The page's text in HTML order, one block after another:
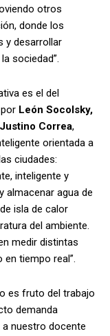
otros
donde los
y desarrollar
sociedad”.
es el del
León Socolsky,
Justino Correa,
orientada a
ciudades:
inteligente y
almacenar agua de
isla de calor
del ambiente.
medir distintas
tiempo real”.
es fruto del trabajo
demanda
nuestro docente